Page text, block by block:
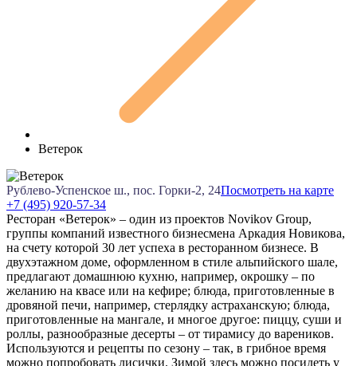
Ветерок
Рублево-Успенское ш., пос. Горки-2, 24Посмотреть на карте
+7 (495) 920-57-34
Ресторан «Ветерок» – один из проектов Novikov Group,
группы компаний известного бизнесмена Аркадия Новикова,
на счету которой 30 лет успеха в ресторанном бизнесе. В
двухэтажном доме, оформленном в стиле альпийского шале,
предлагают домашнюю кухню, например, окрошку – по
желанию на квасе или на кефире; блюда, приготовленные в
дровяной печи, например, стерлядку астраханскую; блюда,
приготовленные на мангале, и многое другое: пиццу, суши и
роллы, разнообразные десерты – от тирамису до вареников.
Используются и рецепты по сезону – так, в грибное время
можно попробовать лисички. Зимой здесь можно посидеть у